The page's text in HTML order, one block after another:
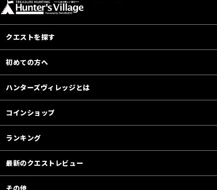
クエストを探す
初めての方へ
ハンターズヴィレッジとは
コインショップ
ランキング
最新のクエストレビュー